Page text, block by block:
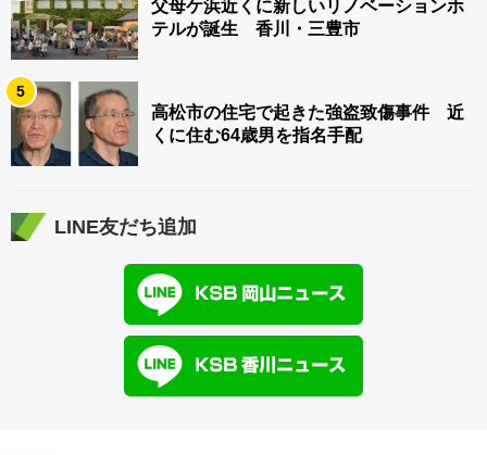
父母ケ浜近くに新しいリノベーションホ
テルが誕生 香川・三豊市
5
高松市の住宅で起きた強盗致傷事件 近
くに住む64歳男を指名手配
LINE友だち追加